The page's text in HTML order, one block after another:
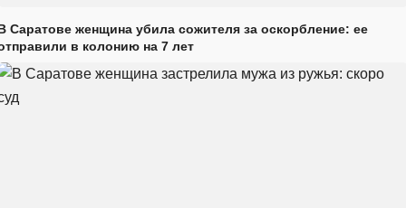
Саратове женщина убила сожителя за оскорбление: ее
в колонию на 7 лет